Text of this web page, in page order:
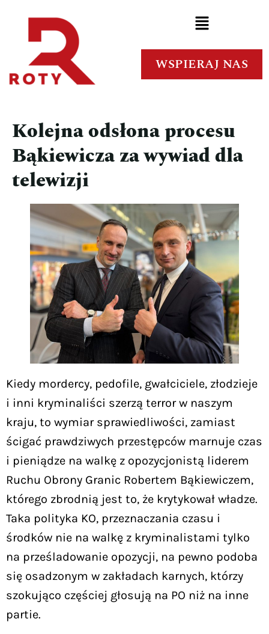
WSPIERAJ NAS
Kolejna odsłona procesu
Bąkiewicza za wywiad dla
telewizji
Kiedy mordercy, pedofile, gwałciciele, złodzieje
i inni kryminaliści szerzą terror w naszym
kraju, to wymiar sprawiedliwości, zamiast
ścigać prawdziwych przestępców marnuje czas
i pieniądze na walkę z opozycjonistą liderem
Ruchu Obrony Granic Robertem Bąkiewiczem,
którego zbrodnią jest to, że krytykował władze.
Taka polityka KO, przeznaczania czasu i
środków nie na walkę z kryminalistami tylko
na prześladowanie opozycji, na pewno podoba
się osadzonym w zakładach karnych, którzy
szokująco częściej głosują na PO niż na inne
partie.